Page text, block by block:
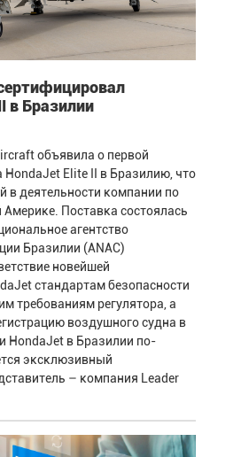
в Бразилии
объявила о первой
HondaJet Elite II в Бразилию, что
в деятельности компании по
Поставка состоялась
агентство
Бразилии (ANAC)
новейшей
стандартам безопасности
требованиям регулятора, а
воздушного судна в
HondaJet в Бразилии по-
эксклюзивный
– компания Leader